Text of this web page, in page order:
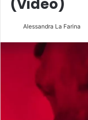
(Video)
Alessandra La Farina